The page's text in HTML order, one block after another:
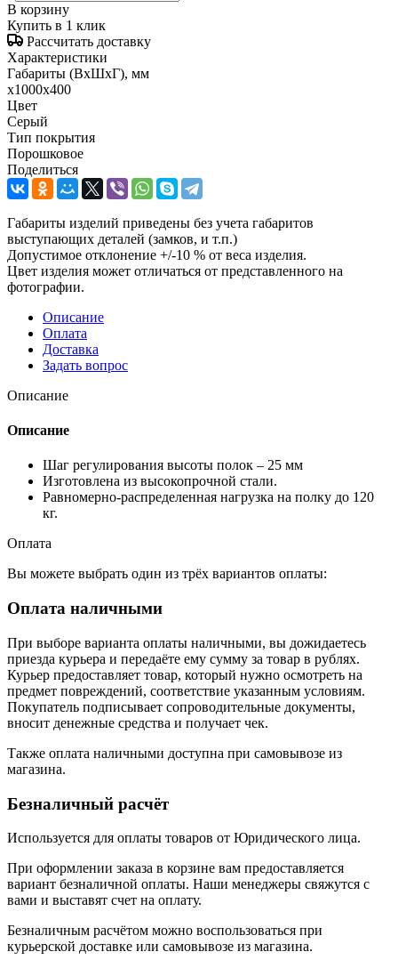
В корзину
Купить в 1 клик
Рассчитать доставку
Характеристики
Габариты (ВxШxГ), мм
x1000x400
Цвет
Серый
Тип покрытия
Порошковое
Поделиться
Габариты изделий приведены без учета габаритов
выступающих деталей (замков, и т.п.)
Допустимое отклонение +/-10 % от веса изделия.
Цвет изделия может отличаться от представленного на
фотографии.
Описание
Оплата
Доставка
Задать вопрос
Описание
Описание
Шаг регулирования высоты полок – 25 мм
Изготовлена из высокопрочной стали.
Равномерно-распределенная нагрузка на полку до 120
кг.
Оплата
Вы можете выбрать один из трёх вариантов оплаты:
Оплата наличными
При выборе варианта оплаты наличными, вы дожидаетесь
приезда курьера и передаёте ему сумму за товар в рублях.
Курьер предоставляет товар, который нужно осмотреть на
предмет повреждений, соответствие указанным условиям.
Покупатель подписывает сопроводительные документы,
вносит денежные средства и получает чек.
Также оплата наличными доступна при самовывозе из
магазина.
Безналичный расчёт
Используется для оплаты товаров от Юридического лица.
При оформлении заказа в корзине вам предоставляется
вариант безналичной оплаты. Наши менеджеры свяжутся с
вами и выставят счет на оплату.
Безналичным расчётом можно воспользоваться при
курьерской доставке или самовывозе из магазина.